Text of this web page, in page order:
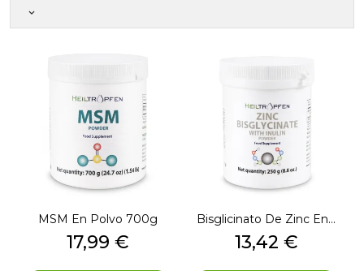
keyboard_arrow_down
MSM En Polvo 700g
Precio
17,99 €
Bisglicinato De Zinc En...
Precio
13,42 €